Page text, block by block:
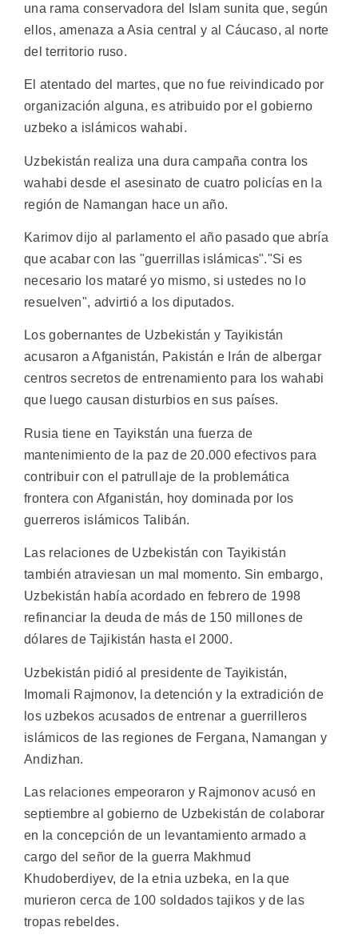
una rama conservadora del Islam sunita que, según
ellos, amenaza a Asia central y al Cáucaso, al norte
del territorio ruso.
El atentado del martes, que no fue reivindicado por
organización alguna, es atribuido por el gobierno
uzbeko a islámicos wahabi.
Uzbekistán realiza una dura campaña contra los
wahabi desde el asesinato de cuatro policías en la
región de Namangan hace un año.
Karimov dijo al parlamento el año pasado que abría
que acabar con las "guerrillas islámicas"."Si es
necesario los mataré yo mismo, si ustedes no lo
resuelven", advirtió a los diputados.
Los gobernantes de Uzbekistán y Tayikistán
acusaron a Afganistán, Pakistán e Irán de albergar
centros secretos de entrenamiento para los wahabi
que luego causan disturbios en sus países.
Rusia tiene en Tayikstán una fuerza de
mantenimiento de la paz de 20.000 efectivos para
contribuir con el patrullaje de la problemática
frontera con Afganistán, hoy dominada por los
guerreros islámicos Talibán.
Las relaciones de Uzbekistán con Tayikistán
también atraviesan un mal momento. Sin embargo,
Uzbekistán había acordado en febrero de 1998
refinanciar la deuda de más de 150 millones de
dólares de Tajikistán hasta el 2000.
Uzbekistán pidió al presidente de Tayikistán,
Imomali Rajmonov, la detención y la extradición de
los uzbekos acusados de entrenar a guerrilleros
islámicos de las regiones de Fergana, Namangan y
Andizhan.
Las relaciones empeoraron y Rajmonov acusó en
septiembre al gobierno de Uzbekistán de colaborar
en la concepción de un levantamiento armado a
cargo del señor de la guerra Makhmud
Khudoberdiyev, de la etnia uzbeka, en la que
murieron cerca de 100 soldados tajikos y de las
tropas rebeldes.